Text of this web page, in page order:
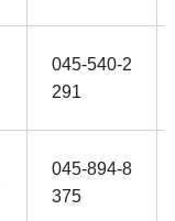
045-540-2
291
045-894-8
375